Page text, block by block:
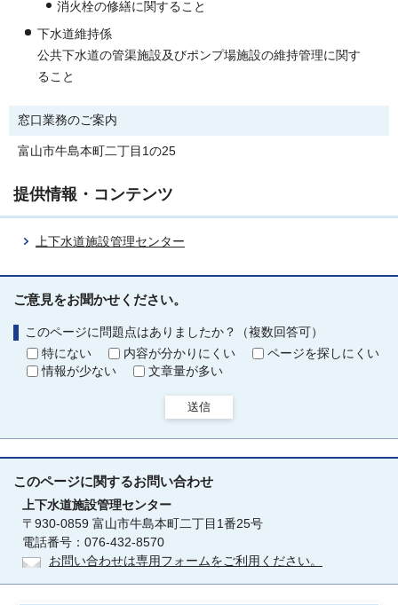
消火栓の修繕に関すること
下水道維持係
公共下水道の管渠施設及びポンプ場施設の維持管理に関す
ること
窓口業務のご案内
富山市牛島本町二丁目1の25
提供情報・コンテンツ
上下水道施設管理センター
ご意見をお聞かせください。
このページに問題点はありましたか？（複数回答可）
特にない
内容が分かりにくい
ページを探しにくい
情報が少ない
文章量が多い
送信
このページに関するお問い合わせ
上下水道施設管理センター
〒930-0859 富山市牛島本町二丁目1番25号
電話番号：076-432-8570
お問い合わせは専用フォームをご利用ください。